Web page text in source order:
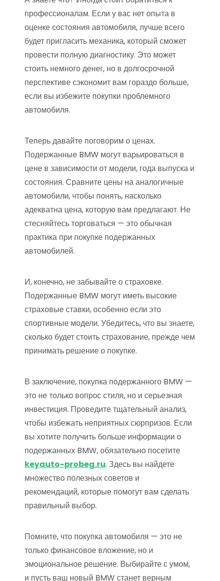
профессионалам. Если у вас нет опыта в
оценке состояния автомобиля, лучше всего
будет пригласить механика, который сможет
провести полную диагностику. Это может
стоить немного денег, но в долгосрочной
перспективе сэкономит вам гораздо больше,
если вы избежите покупки проблемного
автомобиля.
Теперь давайте поговорим о ценах.
Подержанные BMW могут варьироваться в
цене в зависимости от модели, года выпуска и
состояния. Сравните цены на аналогичные
автомобили, чтобы понять, насколько
адекватна цена, которую вам предлагают. Не
стесняйтесь торговаться — это обычная
практика при покупке подержанных
автомобилей.
И, конечно, не забывайте о страховке.
Подержанные BMW могут иметь высокие
страховые ставки, особенно если это
спортивные модели. Убедитесь, что вы знаете,
сколько будет стоить страхование, прежде чем
принимать решение о покупке.
В заключение, покупка подержанного BMW —
это не только вопрос стиля, но и серьезная
инвестиция. Проведите тщательный анализ,
чтобы избежать неприятных сюрпризов. Если
вы хотите получить больше информации о
подержанных BMW, обязательно посетите
keyauto-probeg.ru. Здесь вы найдете
множество полезных советов и
рекомендаций, которые помогут вам сделать
правильный выбор.
Помните, что покупка автомобиля — это не
только финансовое вложение, но и
эмоциональное решение. Выбирайте с умом,
и пусть ваш новый BMW станет верным